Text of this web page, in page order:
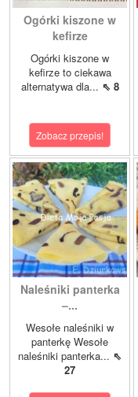
Ogórki kiszone w
kefirze
Ogórki kiszone w
kefirze to ciekawa
alternatywa dla... ⇖ 8
Zobacz przepis!
Naleśniki panterka
–...
Wesołe naleśniki w
panterkę Wesołe
naleśniki panterka... ⇖
27